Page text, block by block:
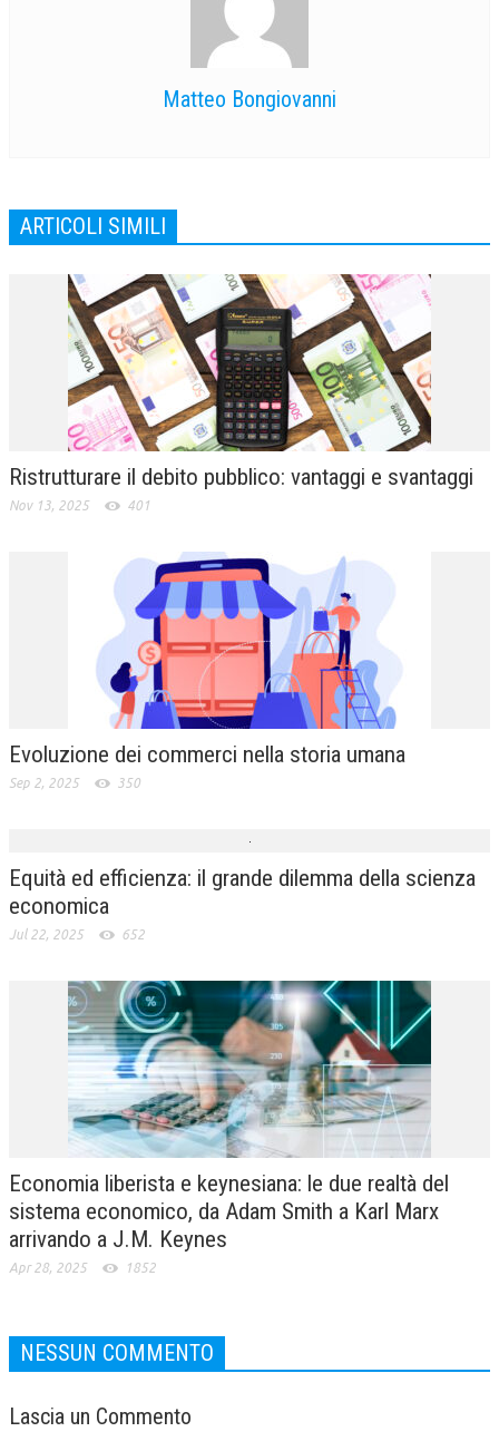
Matteo Bongiovanni
ARTICOLI SIMILI
Ristrutturare il debito pubblico: vantaggi e svantaggi
Nov 13, 2025 401
Evoluzione dei commerci nella storia umana
Sep 2, 2025 350
Equità ed efficienza: il grande dilemma della scienza
economica
Jul 22, 2025 652
Economia liberista e keynesiana: le due realtà del
sistema economico, da Adam Smith a Karl Marx
arrivando a J.M. Keynes
Apr 28, 2025 1852
NESSUN COMMENTO
Lascia un Commento